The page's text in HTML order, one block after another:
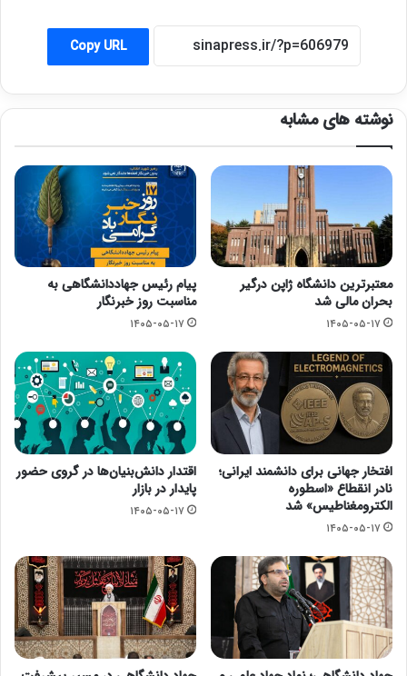
Copy URL
نوشته های مشابه
معتبرترین دانشگاه ژاپن درگیر
بحران مالی شد
۱۴۰۵-۰۵-۱۷
پیام رئیس جهاددانشگاهی به
مناسبت روز خبرنگار
۱۴۰۵-۰۵-۱۷
افتخار جهانی برای دانشمند ایرانی؛
نادر انقطاع «اسطوره
الکترومغناطیس» شد
۱۴۰۵-۰۵-۱۷
اقتدار دانش‌بنیان‌ها در گروی حضور
پایدار در بازار
۱۴۰۵-۰۵-۱۷